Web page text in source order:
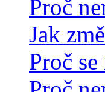
Proč
Jak
Proč